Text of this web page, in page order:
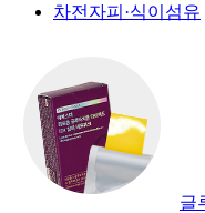
차전자피·식이섬유
글